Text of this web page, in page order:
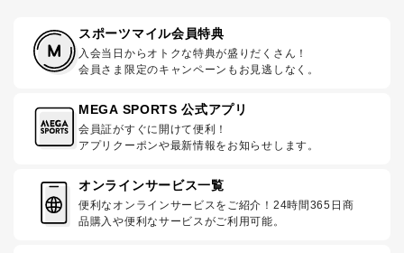
スポーツマイル会員特典
入会当日からオトクな特典が盛りだくさん！
会員さま限定のキャンペーンもお見逃しなく。
MEGA SPORTS 公式アプリ
会員証がすぐに開けて便利！
アプリクーポンや最新情報をお知らせします。
オンラインサービス一覧
便利なオンラインサービスをご紹介！24時間365日商
品購入や便利なサービスがご利用可能。